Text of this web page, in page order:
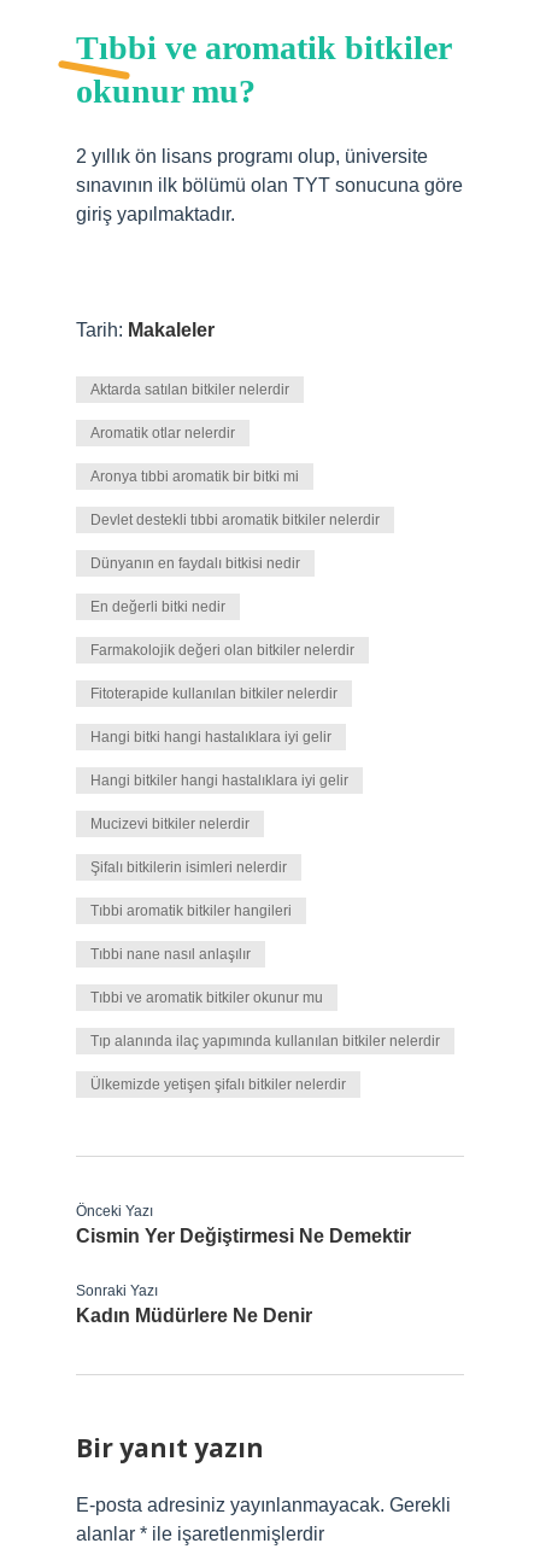
Tıbbi ve aromatik bitkiler
okunur mu?
2 yıllık ön lisans programı olup, üniversite
sınavının ilk bölümü olan TYT sonucuna göre
giriş yapılmaktadır.
Tarih: Makaleler
Aktarda satılan bitkiler nelerdir
Aromatik otlar nelerdir
Aronya tıbbi aromatik bir bitki mi
Devlet destekli tıbbi aromatik bitkiler nelerdir
Dünyanın en faydalı bitkisi nedir
En değerli bitki nedir
Farmakolojik değeri olan bitkiler nelerdir
Fitoterapide kullanılan bitkiler nelerdir
Hangi bitki hangi hastalıklara iyi gelir
Hangi bitkiler hangi hastalıklara iyi gelir
Mucizevi bitkiler nelerdir
Şifalı bitkilerin isimleri nelerdir
Tıbbi aromatik bitkiler hangileri
Tıbbi nane nasıl anlaşılır
Tıbbi ve aromatik bitkiler okunur mu
Tıp alanında ilaç yapımında kullanılan bitkiler nelerdir
Ülkemizde yetişen şifalı bitkiler nelerdir
Önceki Yazı
Cismin Yer Değiştirmesi Ne Demektir
Sonraki Yazı
Kadın Müdürlere Ne Denir
Bir yanıt yazın
E-posta adresiniz yayınlanmayacak. Gerekli
alanlar * ile işaretlenmişlerdir